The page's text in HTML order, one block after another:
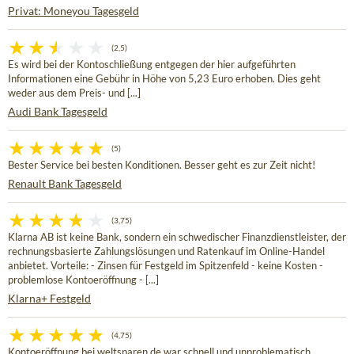
Privat: Moneyou Tagesgeld
(2,5)
Es wird bei der Kontoschließung entgegen der hier aufgeführten
Informationen eine Gebühr in Höhe von 5,23 Euro erhoben. Dies geht
weder aus dem Preis- und [...]
Audi Bank Tagesgeld
(5)
Bester Service bei besten Konditionen. Besser geht es zur Zeit nicht!
Renault Bank Tagesgeld
(3,75)
Klarna AB ist keine Bank, sondern ein schwedischer Finanzdienstleister, der
rechnungsbasierte Zahlungslösungen und Ratenkauf im Online-Handel
anbietet. Vorteile: - Zinsen für Festgeld im Spitzenfeld - keine Kosten -
problemlose Kontoeröffnung - [...]
Klarna+ Festgeld
(4,75)